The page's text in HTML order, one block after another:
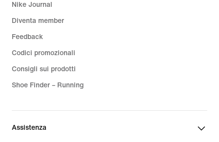
Nike Journal
Diventa member
Feedback
Codici promozionali
Consigli sui prodotti
Shoe Finder – Running
Assistenza